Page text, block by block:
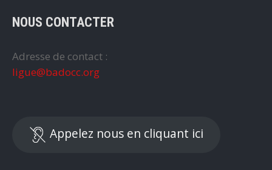
NOUS CONTACTER
Adresse de contact :
ligue@badocc.org
Appelez nous en cliquant ici